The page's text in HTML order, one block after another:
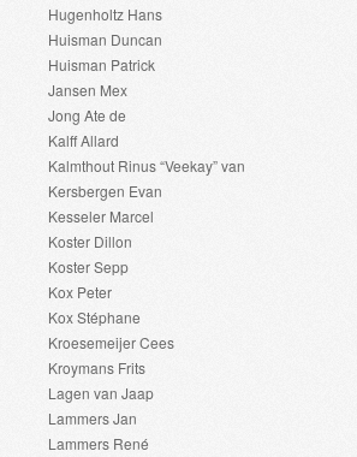
Hugenholtz Hans
Huisman Duncan
Huisman Patrick
Jansen Mex
Jong Ate de
Kalff Allard
Kalmthout Rinus “Veekay” van
Kersbergen Evan
Kesseler Marcel
Koster Dillon
Koster Sepp
Kox Peter
Kox Stéphane
Kroesemeijer Cees
Kroymans Frits
Lagen van Jaap
Lammers Jan
Lammers René